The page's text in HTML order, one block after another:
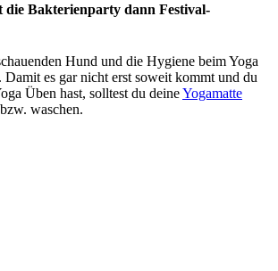
Bakterienparty dann Festival-
Hund und die Hygiene beim Yoga
Damit es gar nicht erst soweit kommt und du
Üben hast, solltest du deineYogamatte
waschen.